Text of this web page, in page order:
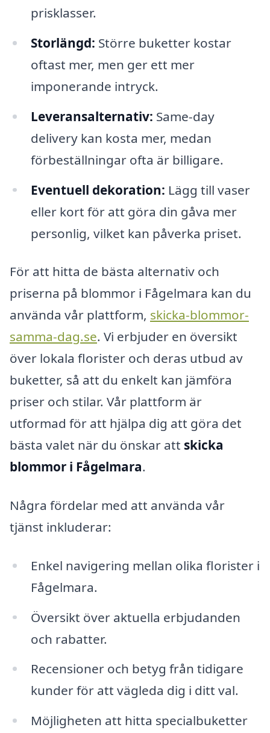
prisklasser.
Storlängd: Större buketter kostar
oftast mer, men ger ett mer
imponerande intryck.
Leveransalternativ: Same-day
delivery kan kosta mer, medan
förbeställningar ofta är billigare.
Eventuell dekoration: Lägg till vaser
eller kort för att göra din gåva mer
personlig, vilket kan påverka priset.
För att hitta de bästa alternativ och
priserna på blommor i Fågelmara kan du
använda vår plattform, skicka-blommor-
samma-dag.se. Vi erbjuder en översikt
över lokala florister och deras utbud av
buketter, så att du enkelt kan jämföra
priser och stilar. Vår plattform är
utformad för att hjälpa dig att göra det
bästa valet när du önskar att skicka
blommor i Fågelmara.
Några fördelar med att använda vår
tjänst inkluderar:
Enkel navigering mellan olika florister i
Fågelmara.
Översikt över aktuella erbjudanden
och rabatter.
Recensioner och betyg från tidigare
kunder för att vägleda dig i ditt val.
Möjligheten att hitta specialbuketter